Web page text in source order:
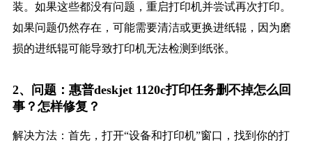
装。如果这些都没有问题，重启打印机并尝试再次打印。
如果问题仍然存在，可能需要清洁或更换进纸辊，因为磨
损的进纸辊可能导致打印机无法检测到纸张。
2、问题：惠普deskjet 1120c打印任务删不掉怎么回
事？怎样修复？
解决方法：首先，打开“设备和打印机”窗口，找到你的打